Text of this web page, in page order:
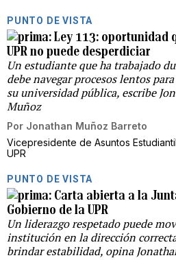
PUNTO DE VISTA
Ley 113: oportunidad
UPR no puede desperdiciar
Un estudiante que ha trabajado
debe navegar procesos lentos
su universidad pública, escribe
Muñoz
Por Jonathan Muñoz Barreto
Vicepresidente de Asuntos
UPR
PUNTO DE VISTA
Carta abierta a la
Gobierno de la UPR
Un liderazgo respetado puede
institución en la dirección
brindar estabilidad, opina